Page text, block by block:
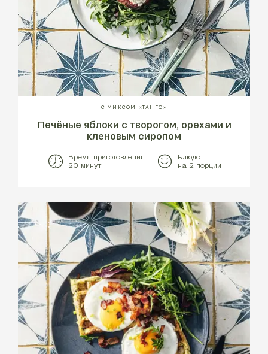
С МИКСОМ «ТАНГО»
Печёные яблоки с творогом, орехами и
кленовым сиропом
Время приготовления
20 минут
Блюдо
на 2 порции